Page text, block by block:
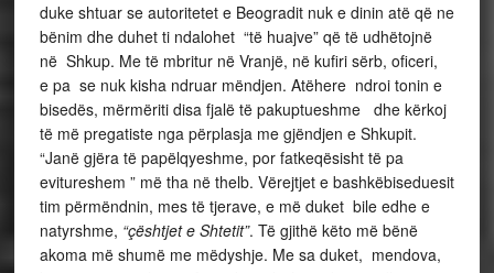
duke shtuar se autoritetet e Beogradit nuk e dinin atë që ne
bënim dhe duhet ti ndalohet “të huajve” që të udhëtojnë
në Shkup. Me të mbritur në Vranjë, në kufiri sërb, oficeri,
e pa se nuk kisha ndruar mëndjen. Atëhere ndroi tonin e
bisedës, mërmëriti disa fjalë të pakuptueshme dhe kërkoj
të më pregatiste nga përplasja me gjëndjen e Shkupit.
“Janë gjëra të papëlqyeshme, por fatkeqësisht të pa
evitureshem ” më tha në thelb. Vërejtjet e bashkëbiseduesit
tim përmëndnin, mes të tjerave, e më duket bile edhe e
natyrshme, “çështjet e Shtetit”. Të gjithë këto më bënë
akoma më shumë me mëdyshje. Me sa duket, mendova,